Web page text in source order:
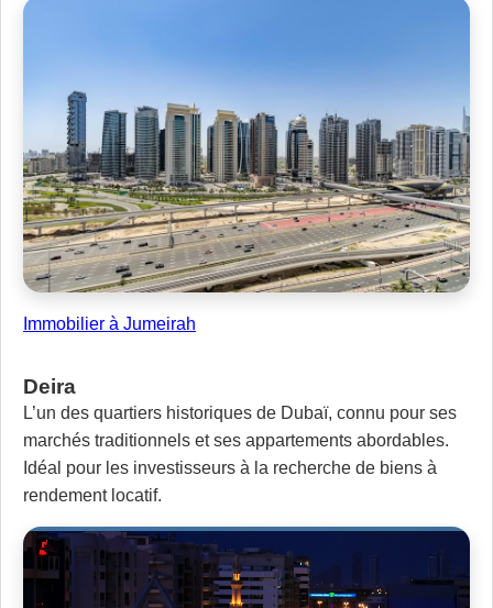
Immobilier à Jumeirah
Deira
L’un des quartiers historiques de Dubaï, connu pour ses
marchés traditionnels et ses appartements abordables.
Idéal pour les investisseurs à la recherche de biens à
rendement locatif.